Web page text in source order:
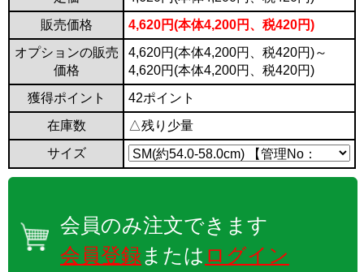
販売価格
4,620円(本体4,200円、税420円)
オプションの販売
価格
4,620円(本体4,200円、税420円)～
4,620円(本体4,200円、税420円)
獲得ポイント
42ポイント
在庫数
△残り少量
サイズ
会員のみ注文できます
会員登録または ログイン